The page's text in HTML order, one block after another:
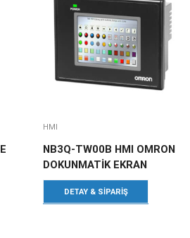
HMI
NB3Q-TW00B HMI OMRON
DOKUNMATİK EKRAN
DETAY & SIPARIŞ